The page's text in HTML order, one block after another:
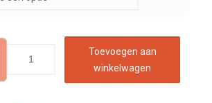
Toevoegen aan
winkelwagen